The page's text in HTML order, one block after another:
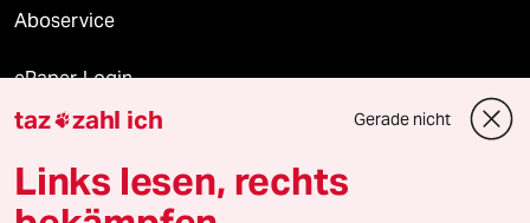
Aboservice
ePaper Login
Downloads für Abonnierende
taz zahl ich Gerade nicht
Links lesen, rechts